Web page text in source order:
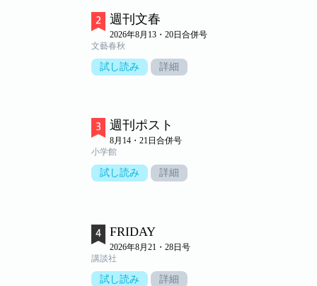
週刊文春
2026年8月13・20日合併号
文藝春秋
試し読み 詳細
週刊ポスト
8月14・21日合併号
小学館
試し読み 詳細
FRIDAY
2026年8月21・28日号
講談社
試し読み 詳細